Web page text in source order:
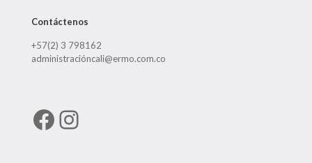
Contáctenos
+57(2) 3 798162
administracióncali@ermo.com.co
Facebook
Instagram